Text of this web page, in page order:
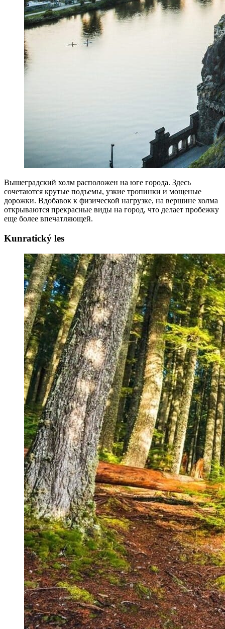
Вышеградский холм расположен на юге города. Здесь
сочетаются крутые подъемы, узкие тропинки и мощеные
дорожки. Вдобавок к физической нагрузке, на вершине холма
открываются прекрасные виды на город, что делает пробежку
еще более впечатляющей.
Kunratický les